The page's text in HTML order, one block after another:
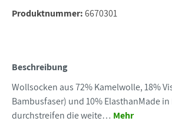
Produktnummer:6670301
Beschreibung
Wollsocken aus 72% Kamelwolle, 18%
Bambusfaser) und 10% ElasthanMade
durchstreifen die weite… Mehr